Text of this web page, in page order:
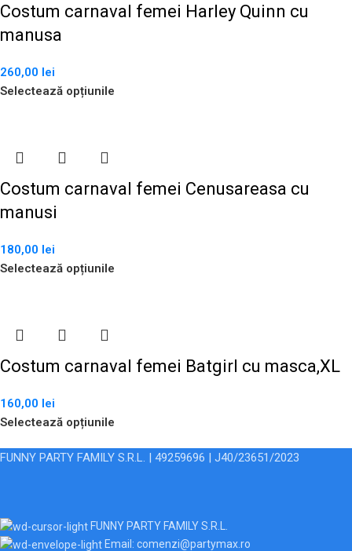
Costum carnaval femei Harley Quinn cu
manusa
260,00 lei
Selectează opțiunile
Costum carnaval femei Cenusareasa cu
manusi
180,00 lei
Selectează opțiunile
Costum carnaval femei Batgirl cu masca,XL
160,00 lei
Selectează opțiunile
FUNNY PARTY FAMILY S.R.L. | 49259696 | J40/23651/2023
FUNNY PARTY FAMILY S.R.L.
Email: comenzi@partymax.ro